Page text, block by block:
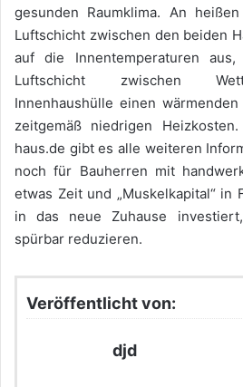
gesunden Raumklima. An
Luftschicht zwischen den beiden
auf die Innentemperaturen
Luftschicht zwischen
Innenhaushülle einen
zeitgemäß niedrigen
haus.de gibt es alle weiteren
noch für Bauherren mit
etwas Zeit und „Muskelkapital“ in
in das neue Zuhause
spürbar reduzieren.
Veröffentlicht von:
djd